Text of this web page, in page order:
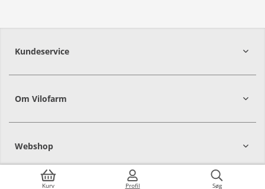
Kurv Profil Søg
Kundeservice
Om Vilofarm
Webshop